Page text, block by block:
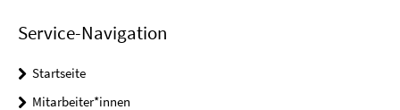
Service-Navigation
Startseite
Mitarbeiter*innen